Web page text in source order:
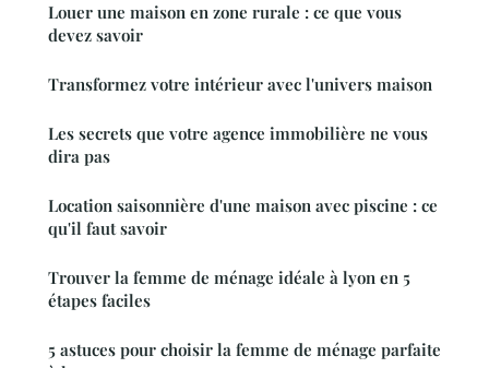
Louer une maison en zone rurale : ce que vous
devez savoir
Transformez votre intérieur avec l'univers maison
Les secrets que votre agence immobilière ne vous
dira pas
Location saisonnière d'une maison avec piscine : ce
qu'il faut savoir
Trouver la femme de ménage idéale à lyon en 5
étapes faciles
5 astuces pour choisir la femme de ménage parfaite